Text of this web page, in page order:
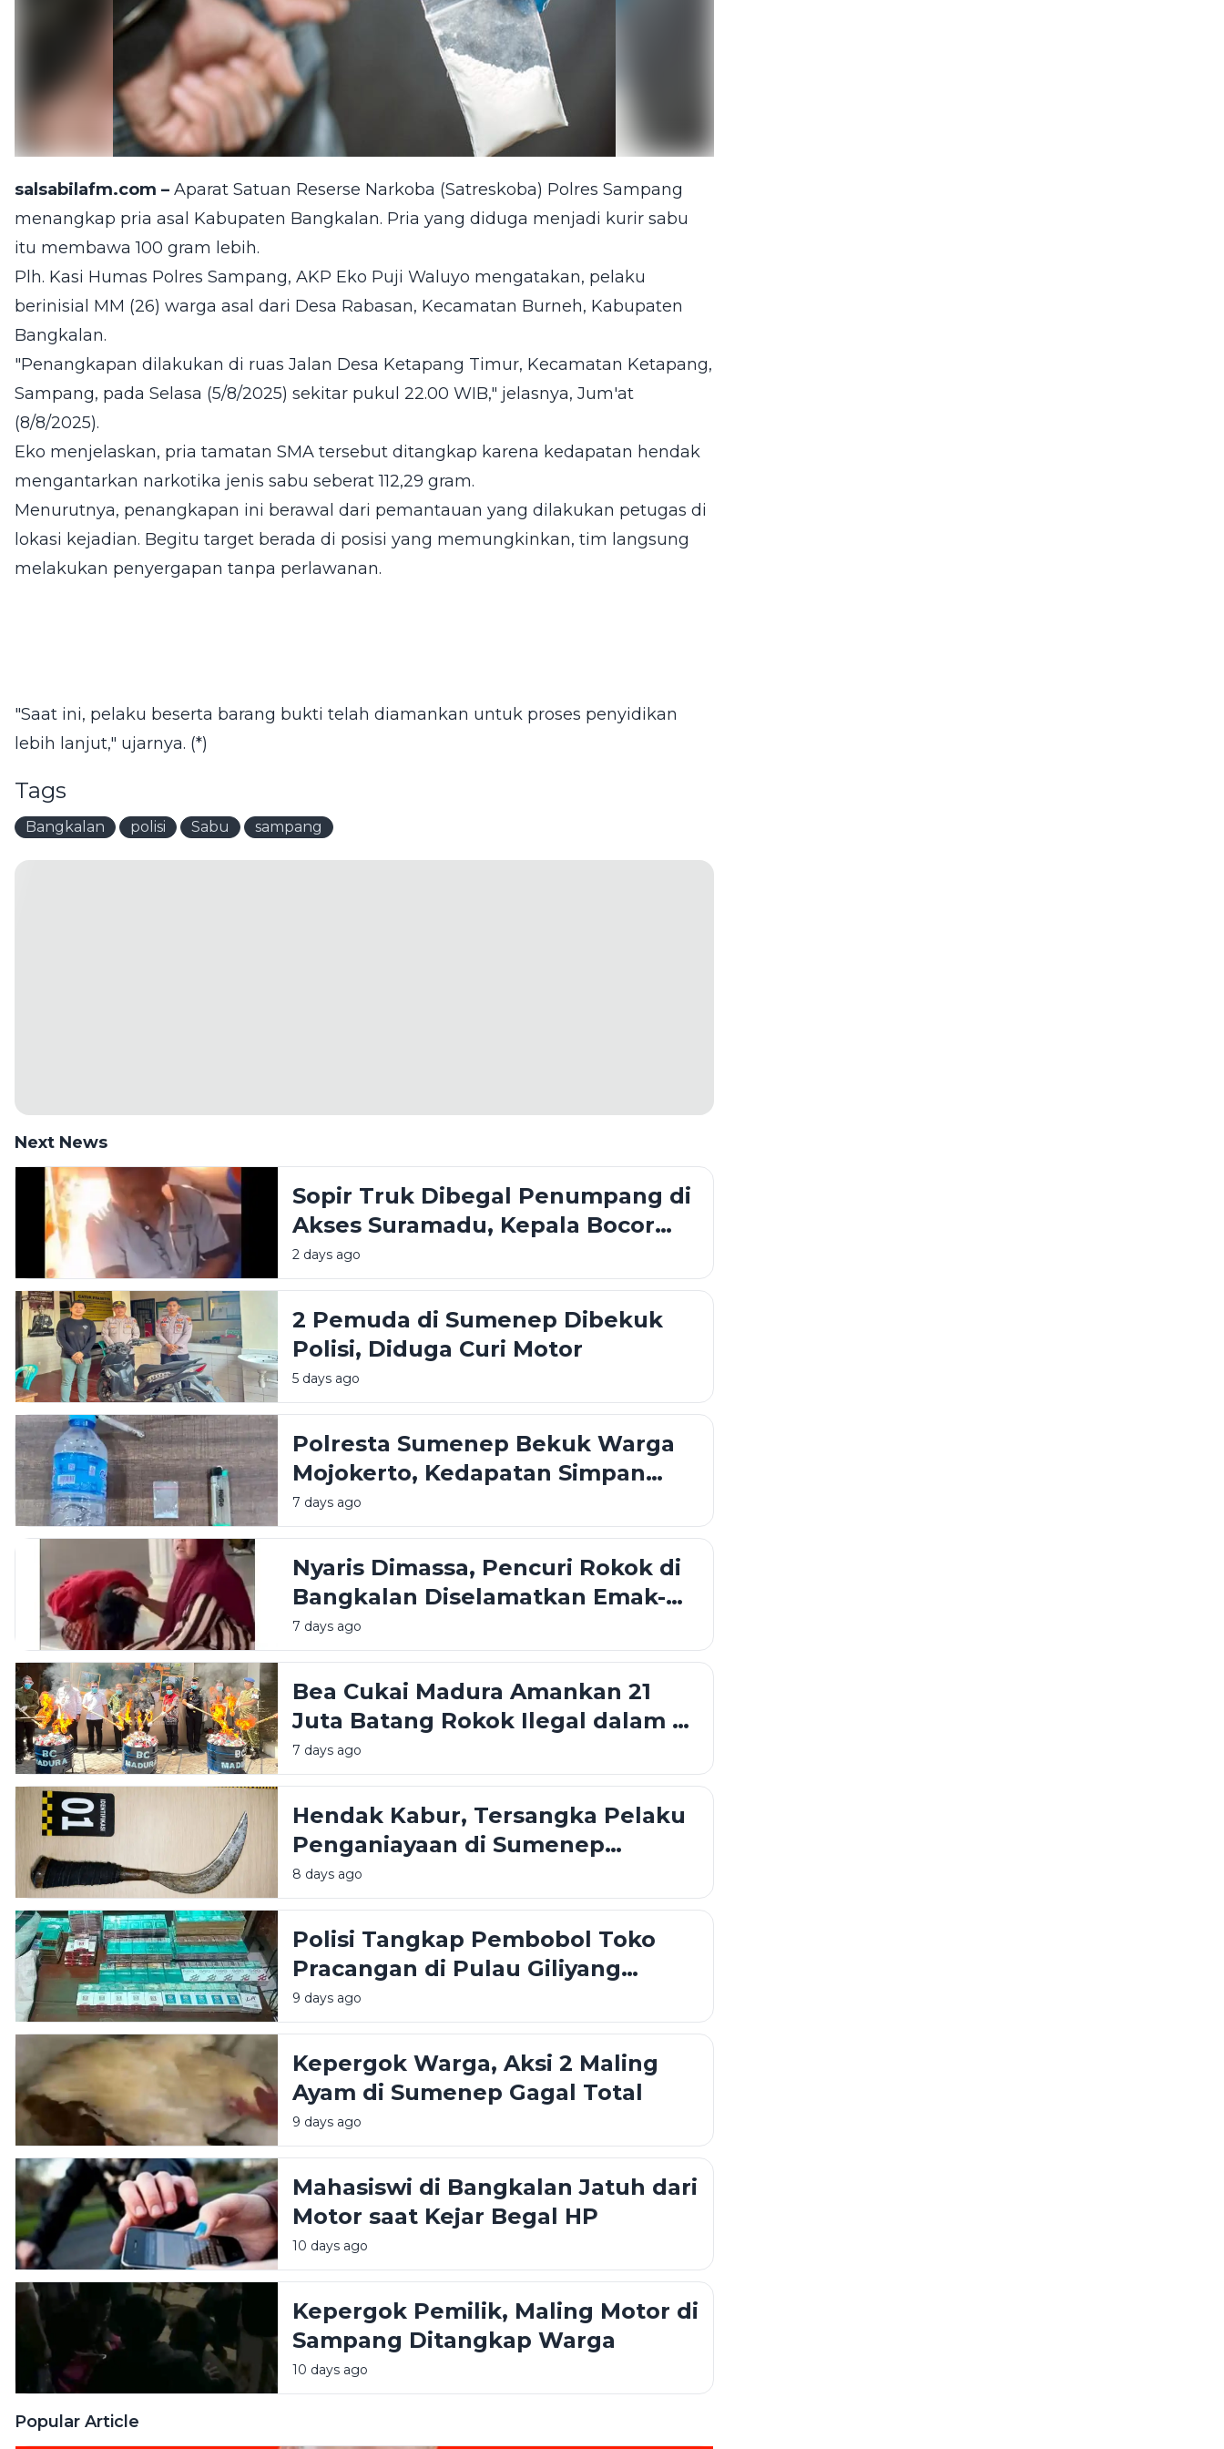
salsabilafm.com – Aparat Satuan Reserse Narkoba (Satreskoba) Polres Sampang
menangkap pria asal Kabupaten Bangkalan. Pria yang diduga menjadi kurir sabu
itu membawa 100 gram lebih.
Plh. Kasi Humas Polres Sampang, AKP Eko Puji Waluyo mengatakan, pelaku
berinisial MM (26) warga asal dari Desa Rabasan, Kecamatan Burneh, Kabupaten
Bangkalan.
"Penangkapan dilakukan di ruas Jalan Desa Ketapang Timur, Kecamatan Ketapang,
Sampang, pada Selasa (5/8/2025) sekitar pukul 22.00 WIB," jelasnya, Jum'at
(8/8/2025).
Eko menjelaskan, pria tamatan SMA tersebut ditangkap karena kedapatan hendak
mengantarkan narkotika jenis sabu seberat 112,29 gram.
Menurutnya, penangkapan ini berawal dari pemantauan yang dilakukan petugas di
lokasi kejadian. Begitu target berada di posisi yang memungkinkan, tim langsung
melakukan penyergapan tanpa perlawanan.
"Saat ini, pelaku beserta barang bukti telah diamankan untuk proses penyidikan
lebih lanjut," ujarnya. (*)
Tags
Bangkalan polisi Sabu sampang
Next News
Sopir Truk Dibegal Penumpang di
Akses Suramadu, Kepala Bocor
Dibacok Sajam
2 days ago
2 Pemuda di Sumenep Dibekuk
Polisi, Diduga Curi Motor
5 days ago
Polresta Sumenep Bekuk Warga
Mojokerto, Kedapatan Simpan
Sabu di Kamar
7 days ago
Nyaris Dimassa, Pencuri Rokok di
Bangkalan Diselamatkan Emak-
Emak
7 days ago
Bea Cukai Madura Amankan 21
Juta Batang Rokok Ilegal dalam 6
Bulan
7 days ago
Hendak Kabur, Tersangka Pelaku
Penganiayaan di Sumenep
dibekuk di Bus
8 days ago
Polisi Tangkap Pembobol Toko
Pracangan di Pulau Giliyang
Sumenep
9 days ago
Kepergok Warga, Aksi 2 Maling
Ayam di Sumenep Gagal Total
9 days ago
Mahasiswi di Bangkalan Jatuh dari
Motor saat Kejar Begal HP
10 days ago
Kepergok Pemilik, Maling Motor di
Sampang Ditangkap Warga
10 days ago
Popular Article